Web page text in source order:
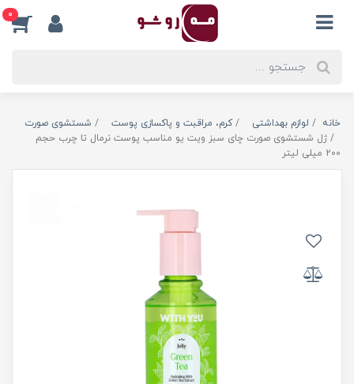
0
خانه لوازم بهداشتی کرم، مراقبت و پاکسازی پوست
شستشوی صورت
ژل شستشوی صورت چای سبز ویت یو مناسب پوست نرمال تا چرب حجم
200 میلی لیتر